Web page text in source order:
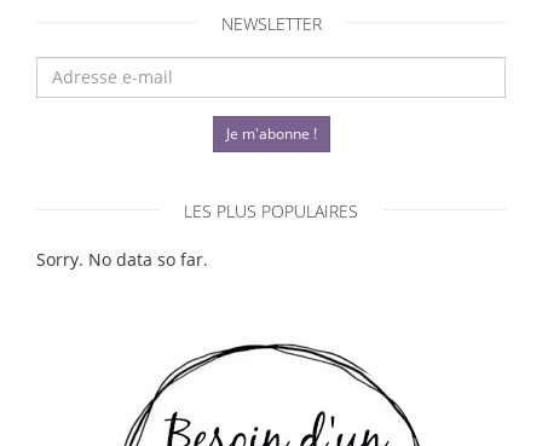
NEWSLETTER
Je m'abonne !
LES PLUS POPULAIRES
Sorry. No data so far.